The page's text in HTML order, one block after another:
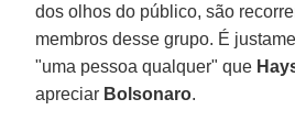
dos olhos do público, são
membros desse grupo. É
"uma pessoa qualquer" que
apreciar Bolsonaro.